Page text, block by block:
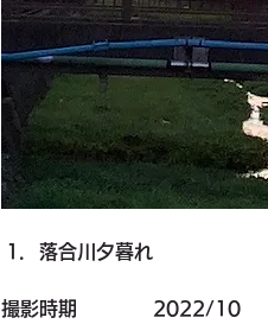
落合川夕暮れ
撮影時期　　　　2022/10